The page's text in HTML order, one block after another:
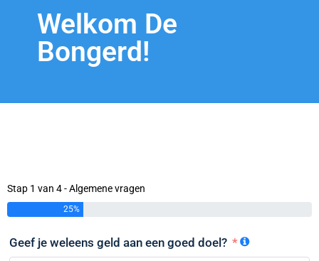
Welkom De
Bongerd!
Stap 1 van 4 - Algemene vragen
25%
Geef je weleens geld aan een goed doel?